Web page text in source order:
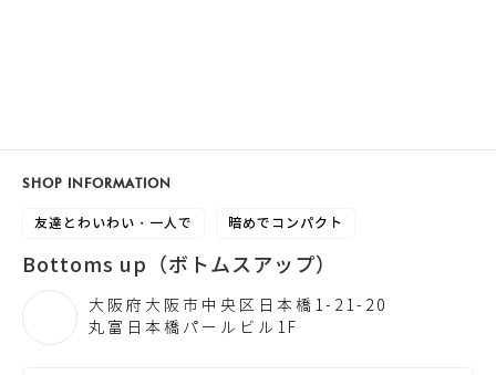
SHOP INFORMATION
友達とわいわい・一人で 暗めでコンパクト
Bottoms up（ボトムスアップ）
大阪府大阪市中央区日本橋1-21-20
丸富日本橋パールビル1F